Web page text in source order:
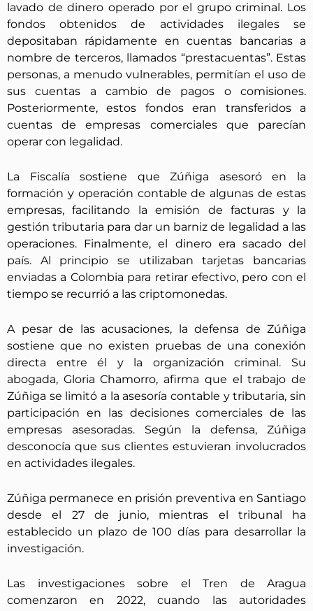
lavado de dinero operado por el grupo criminal. Los
fondos obtenidos de actividades ilegales se
depositaban rápidamente en cuentas bancarias a
nombre de terceros, llamados “prestacuentas”. Estas
personas, a menudo vulnerables, permitían el uso de
sus cuentas a cambio de pagos o comisiones.
Posteriormente, estos fondos eran transferidos a
cuentas de empresas comerciales que parecían
operar con legalidad.
La Fiscalía sostiene que Zúñiga asesoró en la
formación y operación contable de algunas de estas
empresas, facilitando la emisión de facturas y la
gestión tributaria para dar un barniz de legalidad a las
operaciones. Finalmente, el dinero era sacado del
país. Al principio se utilizaban tarjetas bancarias
enviadas a Colombia para retirar efectivo, pero con el
tiempo se recurrió a las criptomonedas.
A pesar de las acusaciones, la defensa de Zúñiga
sostiene que no existen pruebas de una conexión
directa entre él y la organización criminal. Su
abogada, Gloria Chamorro, afirma que el trabajo de
Zúñiga se limitó a la asesoría contable y tributaria, sin
participación en las decisiones comerciales de las
empresas asesoradas. Según la defensa, Zúñiga
desconocía que sus clientes estuvieran involucrados
en actividades ilegales.
Zúñiga permanece en prisión preventiva en Santiago
desde el 27 de junio, mientras el tribunal ha
establecido un plazo de 100 días para desarrollar la
investigación.
Las investigaciones sobre el Tren de Aragua
comenzaron en 2022, cuando las autoridades